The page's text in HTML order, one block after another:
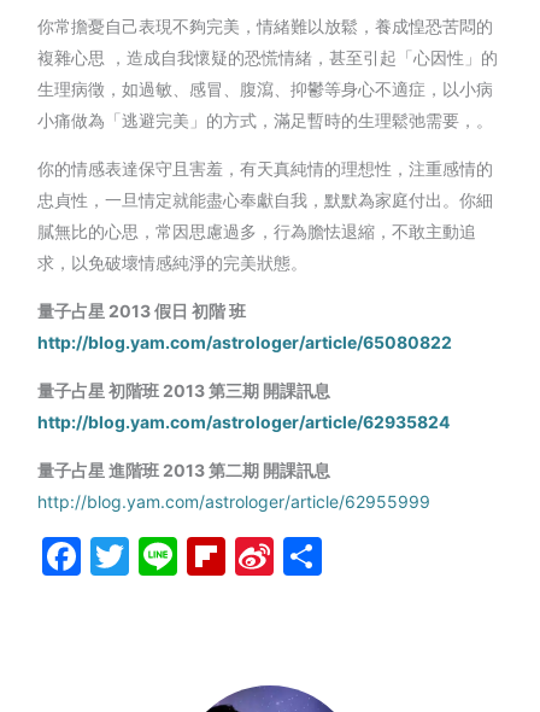
你常擔憂自己表現不夠完美，情緒難以放鬆，養成惶恐苦悶的
複雜心思 ，造成自我懷疑的恐慌情緒，甚至引起「心因性」的
生理病徵，如過敏、感冒、腹瀉、抑鬱等身心不適症，以小病
小痛做為「逃避完美」的方式，滿足暫時的生理鬆弛需要，。
你的情感表達保守且害羞，有天真純情的理想性，注重感情的
忠貞性，一旦情定就能盡心奉獻自我，默默為家庭付出。你細
膩無比的心思，常因思慮過多，行為膽怯退縮，不敢主動追
求，以免破壞情感純淨的完美狀態。
量子占星 2013假日初階班
http://blog.yam.com/astrologer/article/65080822
量子占星初階班 2013第三期 開課訊息
http://blog.yam.com/astrologer/article/62935824
量子占星進階班 2013第二期 開課訊息
http://blog.yam.com/astrologer/article/62955999
Facebook
Twitter
LineFlipboard
Sina